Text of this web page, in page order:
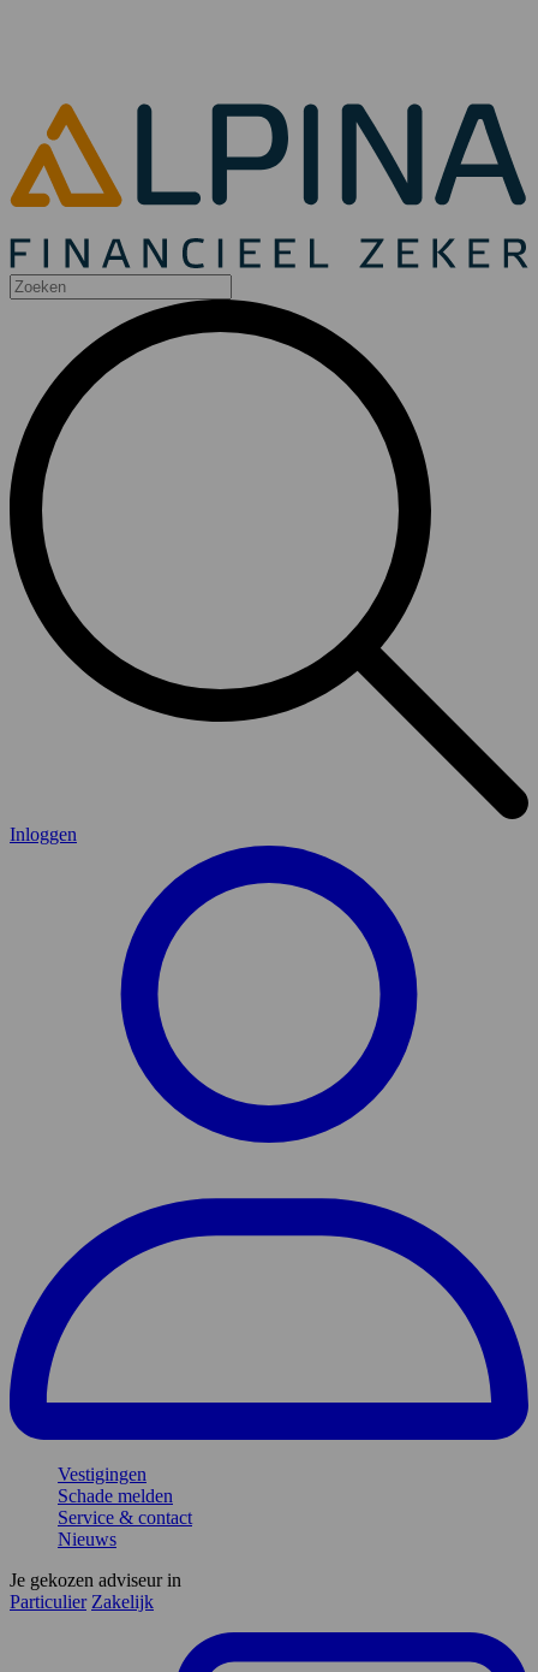
Inloggen
Vestigingen
Schade melden
Service & contact
Nieuws
Je gekozen adviseur in
Particulier Zakelijk